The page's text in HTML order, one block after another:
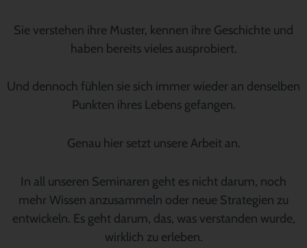
Sie verstehen ihre Muster, kennen ihre Geschichte und
haben bereits vieles ausprobiert.
Und dennoch fühlen sie sich immer wieder an denselben
Punkten ihres Lebens gefangen.
Genau hier setzt unsere Arbeit an.
In all unseren Seminaren geht es nicht darum, noch
mehr Wissen anzusammeln oder neue Strategien zu
entwickeln. Es geht darum, das, was verstanden wurde,
wirklich zu erleben.